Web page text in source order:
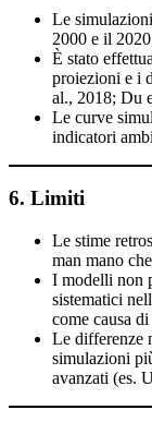
Le
2000 e il
È stato
proiezioni e i
al., 2018; Du
Le curve
indicatori
6. Limiti
Le stime
man mano
I modelli non
sistematici
come causa
Le differenze
simulazioni
avanzati (es.